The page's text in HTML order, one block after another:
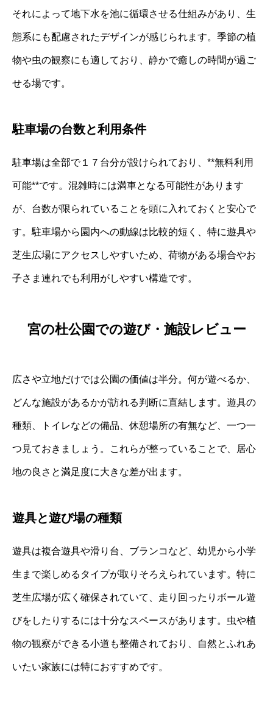
それによって地下水を池に循環させる仕組みがあり、生
態系にも配慮されたデザインが感じられます。季節の植
物や虫の観察にも適しており、静かで癒しの時間が過ご
せる場です。
駐車場の台数と利用条件
駐車場は全部で１７台分が設けられており、**無料利用
可能**です。混雑時には満車となる可能性があります
が、台数が限られていることを頭に入れておくと安心で
す。駐車場から園内への動線は比較的短く、特に遊具や
芝生広場にアクセスしやすいため、荷物がある場合やお
子さま連れでも利用がしやすい構造です。
宮の杜公園での遊び・施設レビュー
広さや立地だけでは公園の価値は半分。何が遊べるか、
どんな施設があるかが訪れる判断に直結します。遊具の
種類、トイレなどの備品、休憩場所の有無など、一つ一
つ見ておきましょう。これらが整っていることで、居心
地の良さと満足度に大きな差が出ます。
遊具と遊び場の種類
遊具は複合遊具や滑り台、ブランコなど、幼児から小学
生まで楽しめるタイプが取りそろえられています。特に
芝生広場が広く確保されていて、走り回ったりボール遊
びをしたりするには十分なスペースがあります。虫や植
物の観察ができる小道も整備されており、自然とふれあ
いたい家族には特におすすめです。